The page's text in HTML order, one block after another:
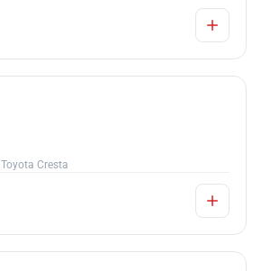
Toyota Cresta